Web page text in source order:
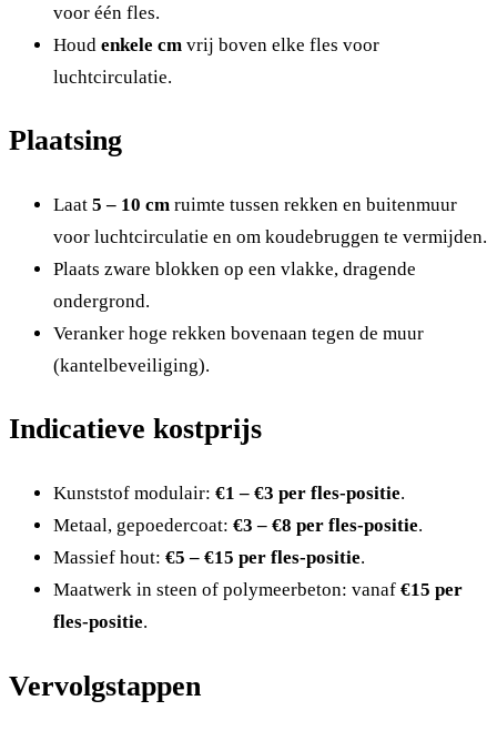
voor één fles.
Houd enkele cm vrij boven elke fles voor
luchtcirculatie.
Plaatsing
Laat 5 – 10 cm ruimte tussen rekken en buitenmuur
voor luchtcirculatie en om koudebruggen te vermijden.
Plaats zware blokken op een vlakke, dragende
ondergrond.
Veranker hoge rekken bovenaan tegen de muur
(kantelbeveiliging).
Indicatieve kostprijs
Kunststof modulair: €1 – €3 per fles-positie.
Metaal, gepoedercoat: €3 – €8 per fles-positie.
Massief hout: €5 – €15 per fles-positie.
Maatwerk in steen of polymeerbeton: vanaf €15 per
fles-positie.
Vervolgstappen